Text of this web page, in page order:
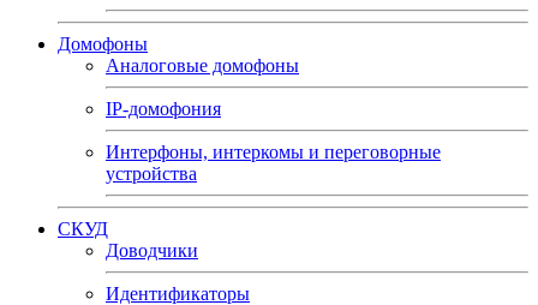
Домофоны
Аналоговые домофоны
IP-домофония
Интерфоны, интеркомы и переговорные
устройства
СКУД
Доводчики
Идентификаторы